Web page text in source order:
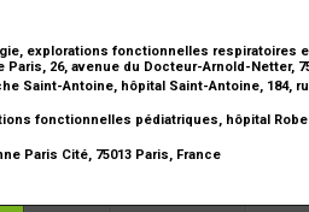
explorations fonctionnelles respiratoires
26, avenue du Docteur-Arnold-Netter,
Saint-Antoine, hôpital Saint-Antoine, 184,
fonctionnelles pédiatriques, hôpital
Paris Cité, 75013 Paris, France